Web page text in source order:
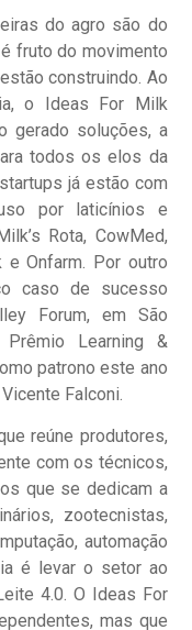
do agro são do
fruto do movimento
construindo. Ao
o Ideas For Milk
gerado soluções, a
todos os elos da
já estão com
por laticínios e
Rota, CowMed,
e Onfarm. Por outro
caso de sucesso
Forum, em São
Learning &
patrono este ano
Falconi.
reúne produtores,
com os técnicos,
que se dedicam a
zootecnistas,
automação
é levar o setor ao
4.0. O Ideas For
mas que